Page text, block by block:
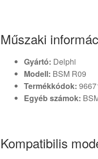
Műszaki
Gyártó: Delphi
Modell: BSM R09
Termékkódok:
Egyéb számok:
Kompatibilis